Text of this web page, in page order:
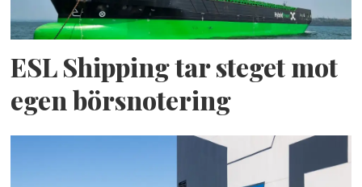
ESL Shipping tar steget mot
egen börsnotering